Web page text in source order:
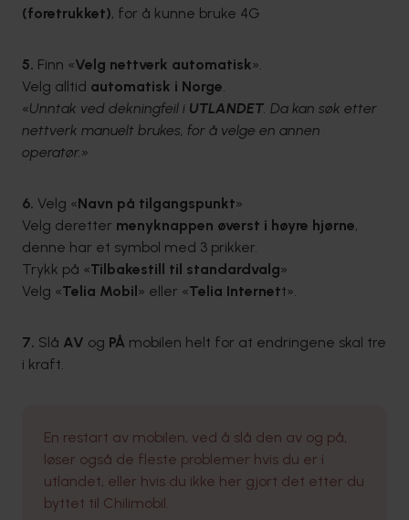
(foretrukket), for å kunne bruke 4G
5. Finn «Velg nettverk automatisk».
Velg alltid automatisk i Norge.
«Unntak ved dekningfeil i UTLANDET. Da kan søk etter
nettverk manuelt brukes, for å velge en annen
operatør.»
6. Velg «Navn på tilgangspunkt»
Velg deretter menyknappen øverst i høyre hjørne,
denne har et symbol med 3 prikker.
Trykk på «Tilbakestill til standardvalg»
Velg «Telia Mobil» eller «Telia Internett».
7. Slå AV og PÅ mobilen helt for at endringene skal tre
i kraft.
En restart av mobilen, ved å slå den av og på,
løser også de fleste problemer hvis du er i
utlandet, eller hvis du ikke her gjort det etter du
byttet til Chilimobil.